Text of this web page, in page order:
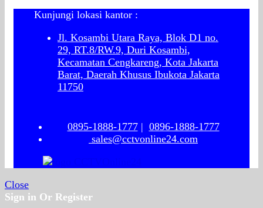
Kunjungi lokasi kantor :
Jl. Kosambi Utara Raya, Blok D1 no.
29, RT.8/RW.9, Duri Kosambi,
Kecamatan Cengkareng, Kota Jakarta
Barat, Daerah Khusus Ibukota Jakarta
11750
0895-1888-1777| 0896-1888-1777
sales@cctvonline24.com
Close
Sign in Or Register